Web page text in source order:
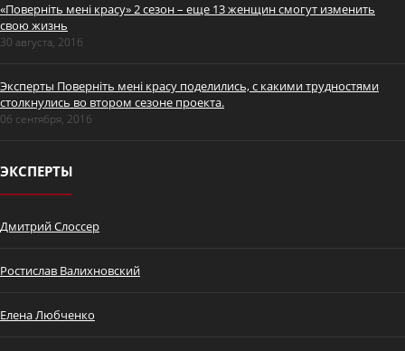
«Поверніть мені красу» 2 сезон – еще 13 женщин смогут изменить
свою жизнь
30 августа, 2016
Эксперты Поверніть мені красу поделились, с какими трудностями
столкнулись во втором сезоне проекта.
06 сентября, 2016
ЭКСПЕРТЫ
Дмитрий Слоссер
Ростислав Валихновский
Елена Любченко